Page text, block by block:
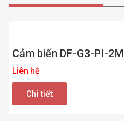
Cảm biến DF-G3-PI-2M
Liên hệ
Chi tiết